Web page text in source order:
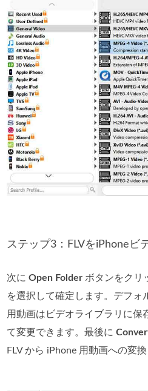
ステップ3：FLVをiPhoneビ
次にOpen Folder ボタンをクリ
を選択して確定します。デフォ
用動画はビデオライブラリに保
て変更できます。最後に
FLV から iPhone 用動画への変